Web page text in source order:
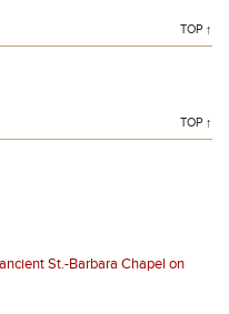
TOP ↑
TOP ↑
St.-Barbara Chapel on